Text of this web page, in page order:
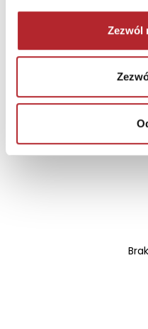
Zezwól
Miasto
INNI KLIENCI